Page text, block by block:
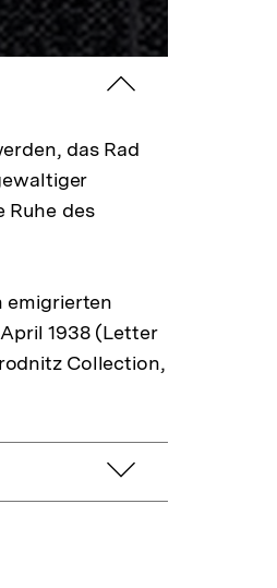
zuklappen
das Rad
Ruhe des
emigrierten
1938 (Letter
Collection,
aufklappen